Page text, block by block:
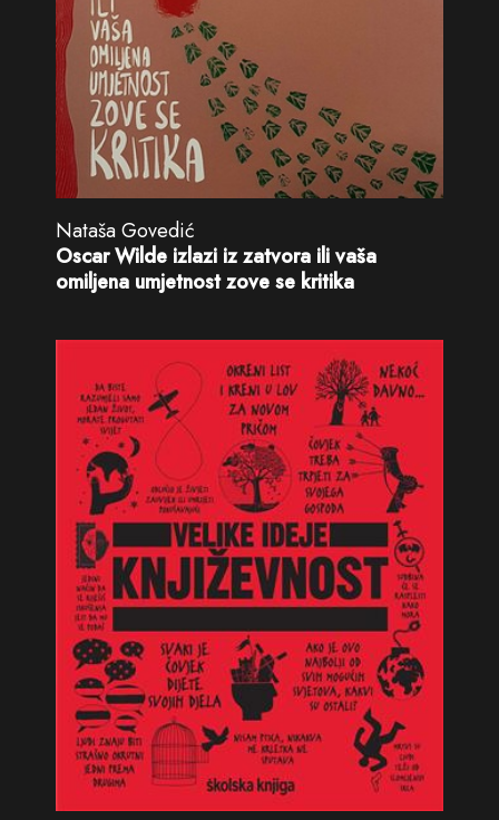
Nataša Govedić
Oscar Wilde izlazi iz zatvora ili vaša
omiljena umjetnost zove se kritika